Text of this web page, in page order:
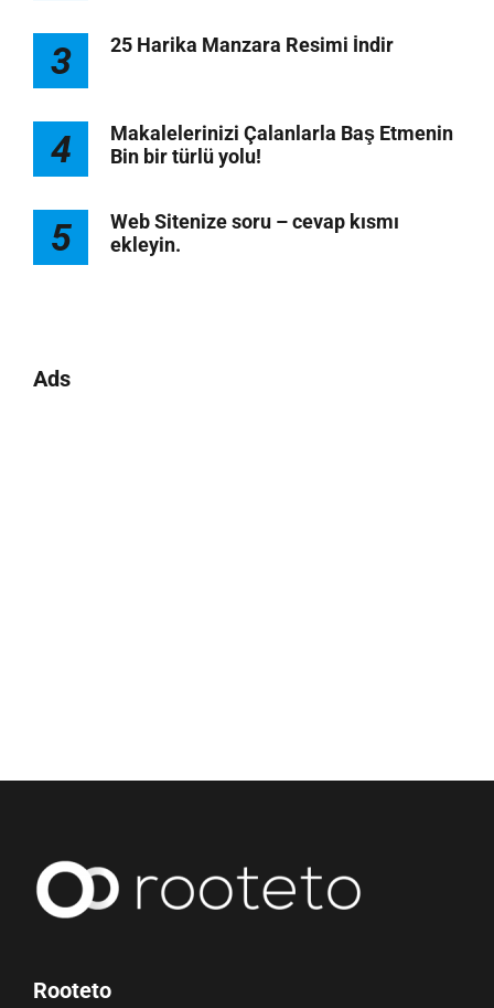
3 25 Harika Manzara Resimi İndir
4
Makalelerinizi Çalanlarla Baş Etmenin
Bin bir türlü yolu!
5
Web Sitenize soru – cevap kısmı
ekleyin.
Ads
Rooteto